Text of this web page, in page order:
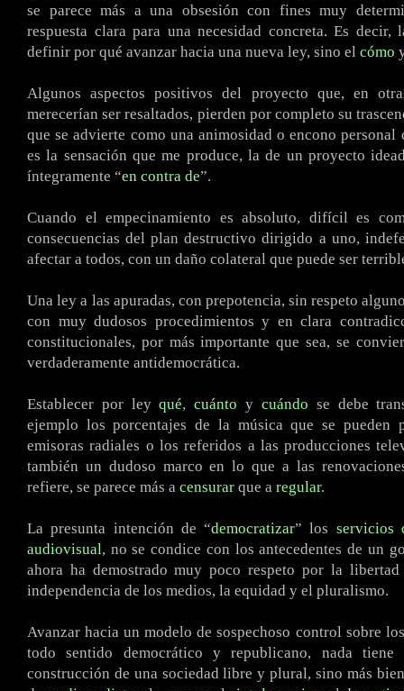
se parece más a una obsesión con fines muy
respuesta clara para una necesidad concreta. Es decir,
definir por qué avanzar hacia una nueva ley, sino el cómo
Algunos aspectos positivos del proyecto que, en
merecerían ser resaltados, pierden por completo su
que se advierte como una animosidad o encono personal
es la sensación que me produce, la de un proyecto
íntegramente “en contra de”.
Cuando el empecinamiento es absoluto, difícil es
consecuencias del plan destructivo dirigido a uno,
afectar a todos, con un daño colateral que puede ser
Una ley a las apuradas, con prepotencia, sin respeto
con muy dudosos procedimientos y en clara
constitucionales, por más importante que sea, se
verdaderamente antidemocrática.
Establecer por leyqué,cuánto y cuándo se debe
ejemplo los porcentajes de la música que se pueden
emisoras radiales o los referidos a las producciones
también un dudoso marco en lo que a las
refiere, se parece más a censurar que a regular.
La presunta intención de “democratizar” los servicios
audiovisual, no se condice con los antecedentes de un
ahora ha demostrado muy poco respeto por la
independencia de los medios, la equidad y el pluralismo.
Avanzar hacia un modelo de sospechoso control sobre
todo sentido democrático y republicano, nada
construcción de una sociedad libre y plural, sino más